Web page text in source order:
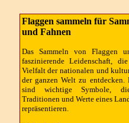
Flaggen sammeln für
und Fahnen
Das Sammeln von Flaggen
faszinierende Leidenschaft,
Vielfalt der nationalen und
der ganzen Welt zu entdecken.
sind wichtige Symbole,
Traditionen und Werte eines
repräsentieren.